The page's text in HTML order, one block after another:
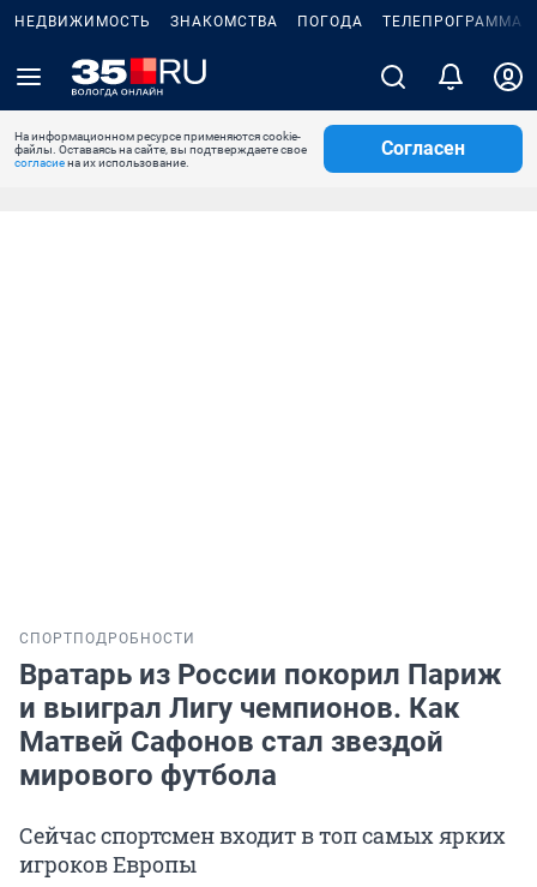
НЕДВИЖИМОСТЬ ЗНАКОМСТВА ПОГОДА ТЕЛЕПРОГРАММА
На информационном ресурсе применяются cookie-
файлы. Оставаясь на сайте, вы подтверждаете свое
согласиена их использование.
Согласен
СПОРТ ПОДРОБНОСТИ
Вратарь из России покорил Париж
и выиграл Лигу чемпионов. Как
Матвей Сафонов стал звездой
мирового футбола
Сейчас спортсмен входит в топ самых ярких
игроков Европы